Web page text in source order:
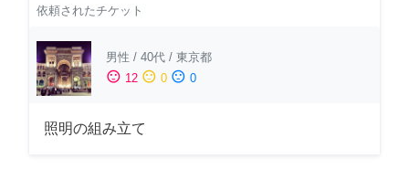
依頼されたチケット
男性 / 40代 / 東京都
sentiment_satisfied 12 sentiment_neutral 0 sentiment_dissatisfied 0
照明の組み立て